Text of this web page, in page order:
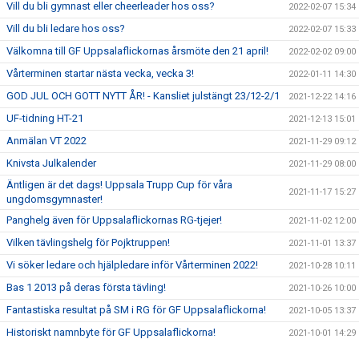
Vill du bli gymnast eller cheerleader hos oss? 2022-02-07 15:34
Vill du bli ledare hos oss? 2022-02-07 15:33
Välkomna till GF Uppsalaflickornas årsmöte den 21 april! 2022-02-02 09:00
Vårterminen startar nästa vecka, vecka 3! 2022-01-11 14:30
GOD JUL OCH GOTT NYTT ÅR! - Kansliet julstängt 23/12-2/1 2021-12-22 14:16
UF-tidning HT-21 2021-12-13 15:01
Anmälan VT 2022 2021-11-29 09:12
Knivsta Julkalender 2021-11-29 08:00
Äntligen är det dags! Uppsala Trupp Cup för våra
ungdomsgymnaster!
2021-11-17 15:27
Panghelg även för Uppsalaflickornas RG-tjejer! 2021-11-02 12:00
Vilken tävlingshelg för Pojktruppen! 2021-11-01 13:37
Vi söker ledare och hjälpledare inför Vårterminen 2022! 2021-10-28 10:11
Bas 1 2013 på deras första tävling! 2021-10-26 10:00
Fantastiska resultat på SM i RG för GF Uppsalaflickorna! 2021-10-05 13:37
Historiskt namnbyte för GF Uppsalaflickorna! 2021-10-01 14:29